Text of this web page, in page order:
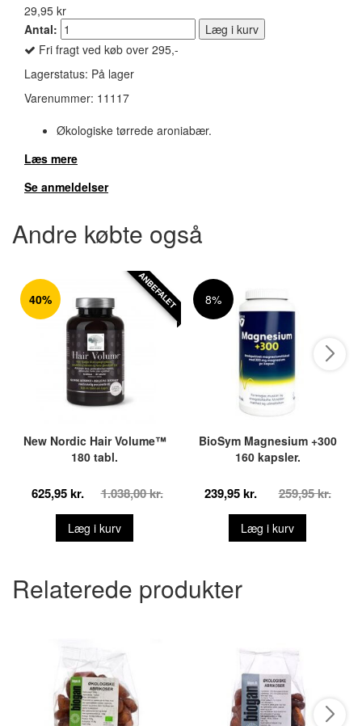
29,95 kr
Antal:
Læg i kurv
Fri fragt ved køb over 295,-
Lagerstatus: På lager
Varenummer: 11117
Økologiske tørrede aroniabær.
Læs mere
Se anmeldelser
Andre købte også
40%
New Nordic Hair Volume™
180 tabl.
625,95 kr. 1.038,00 kr.
Læg i kurv
ANBEFALET 8%
BioSym Magnesium +300
160 kapsler.
239,95 kr. 259,95 kr.
Læg i kurv
Relaterede produkter